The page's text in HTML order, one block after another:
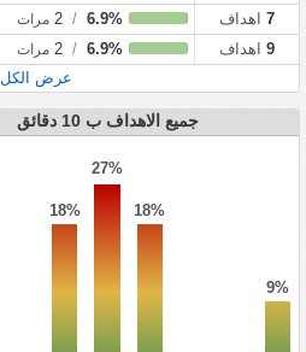
7 اهداف 6.9%
/
2 مرات
9 اهداف 6.9%
/
2 مرات
عرض الكل
جميع الاهداف ب 10 دقائق
18%
27%
18%
9%